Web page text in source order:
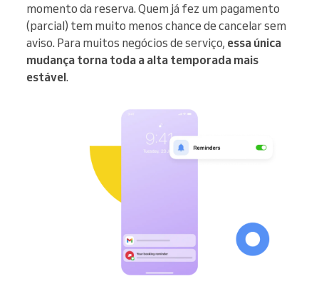
momento da reserva. Quem já fez um pagamento
(parcial) tem muito menos chance de cancelar sem
aviso. Para muitos negócios de serviço, essa única
mudança torna toda a alta temporada mais
estável.